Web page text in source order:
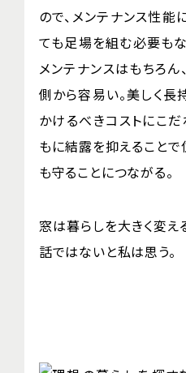
ので、メンテナンス性能
ても足場を組む必要も
メンテナンスはもちろ
側から容易い。美しく長
かけるべきコストにこ
もに結露を抑えること
も守ることにつながる。
窓は暮らしを大きく変え
話ではないと私は思う。